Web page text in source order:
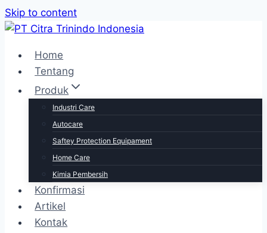
Skip to content
Home
Tentang
Produk
Industri Care
Autocare
Saftey Protection Equipament
Home Care
Kimia Pembersih
Konfirmasi
Artikel
Kontak